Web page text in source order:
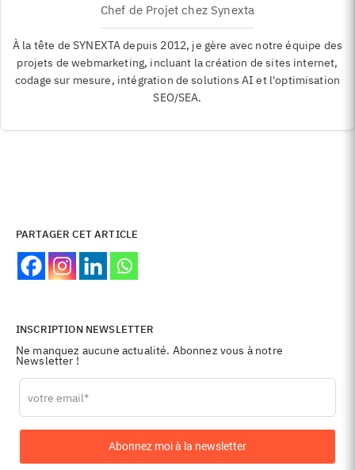
Chef de Projetchez Synexta
À la tête de SYNEXTA depuis 2012, je gère avec notre équipe des
projets de webmarketing, incluant la création de sites internet,
codage sur mesure, intégration de solutions AI et l'optimisation
SEO/SEA.
PARTAGER CET ARTICLE
INSCRIPTION NEWSLETTER
Ne manquez aucune actualité. Abonnez vous à notre
Newsletter !
Leave
this
Abonnez moi à la newsletter